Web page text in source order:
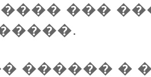
���� ���
������ �